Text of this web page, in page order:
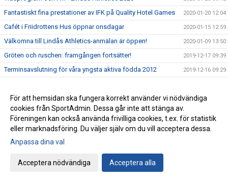
Fantastiskt fina prestationer av IFK på Quality Hotel Games 2020-01-20 12:04
Cafét i Friidrottens Hus öppnar onsdagar 2020-01-15 12:59
Välkomna till Lindås Athletics-anmälan är öppen! 2020-01-09 13:50
Gröten och ruschen: framgången fortsätter! 2019-12-17 09:39
Terminsavslutning för våra yngsta aktiva födda 2012 2019-12-16 09:29
Beställning av kläder! 2019-11-28 14:32
Det är dags att återanmäla sig till VT-20 (yngre grupper) 2019-11-28 11:42
IFK kommer snart att kalla till årsmöte 2019-11-27 12:08
Nu är vi igång.. yes!!
Anmälan har öppnat till Lindås Athletics 2020 - Välkomna!
Quality Hotel Games 2020 - Vinterns tävlingsresa
För att hemsidan ska fungera korrekt använder vi nödvändiga
cookies från SportAdmin. Dessa går inte att stänga av.
Föreningen kan också använda frivilliga cookies, t.ex. för statistik
eller marknadsföring. Du väljer själv om du vill acceptera dessa.
Anpassa dina val
Acceptera nödvändiga Acceptera alla